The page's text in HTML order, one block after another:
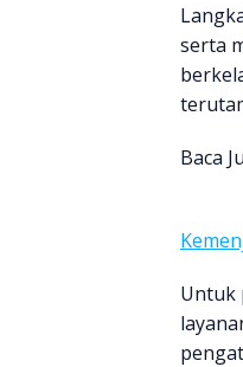
serta
Baca
Untuk